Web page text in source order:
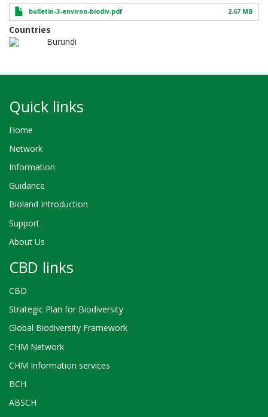
bulletin-3-environ-biodiv.pdf 2.67 MB
Countries
Burundi
Quick links
Home
Network
Information
Guidance
Bioland Introduction
Support
About Us
CBD links
CBD
Strategic Plan for Biodiversity
Global Biodiversity Framework
CHM Network
CHM Information services
BCH
ABSCH